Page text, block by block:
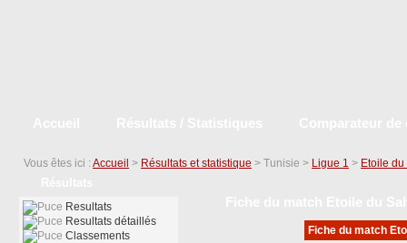
Vous êtes ici : Accueil > Résultats et statistique > Tunisie > Ligue 1 > Etoile
Fiche du match
Resultats
Resultats détaillés
Classements